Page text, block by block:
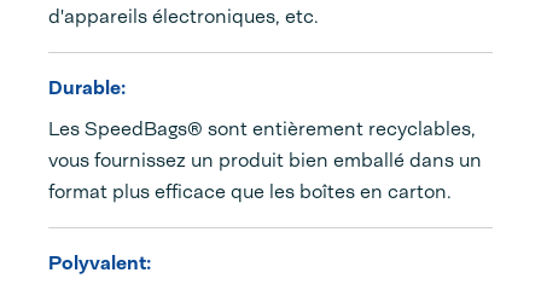
d'appareils électroniques, etc.
Durable:
Les SpeedBags® sont entièrement recyclables,
vous fournissez un produit bien emballé dans un
format plus efficace que les boîtes en carton.
Polyvalent: